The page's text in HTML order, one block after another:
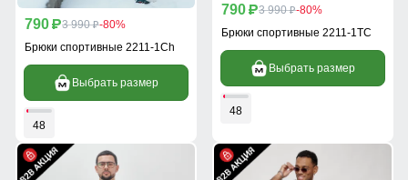
790 p3 990 p-80%
Брюки спортивные 2211-1Ch
Выбрать размер
48
790 p3 990 p-80%
Брюки спортивные 2211-1TC
Выбрать размер
48